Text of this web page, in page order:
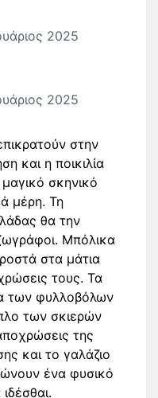
2025
2025
στην
και η ποικιλία
σκηνικό
μέρη. Τη
θα την
Μπόλικα
στα μάτια
τους. Τα
των φυλλοβόλων
των σκιερών
της
και το γαλάζιο
ένα φυσικό